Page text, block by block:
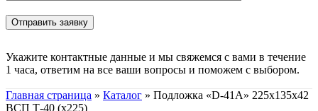
Укажите контактные данные и мы свяжемся с вами в течение
1 часа, ответим на все ваши вопросы и поможем с выбором.
Главная страница » Каталог » Подложка «D-41А» 225х135х42
ВСП Т-40 (х225)